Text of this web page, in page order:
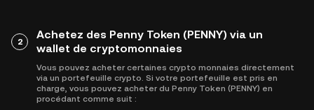
2
Achetez des Penny Token (PENNY) via un
wallet de cryptomonnaies
Vous pouvez acheter certaines crypto monnaies directement
via un portefeuille crypto. Si votre portefeuille est pris en
charge, vous pouvez acheter du Penny Token (PENNY) en
procédant comme suit :